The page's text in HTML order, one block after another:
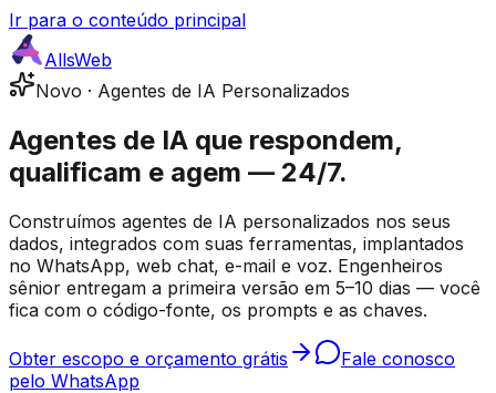
Ir para o conteúdo principal
AllsWeb
Novo · Agentes de IA Personalizados
Agentes de IA que respondem,
qualificam e agem — 24/7.
Construímos agentes de IA personalizados nos seus
dados, integrados com suas ferramentas, implantados
no WhatsApp, web chat, e-mail e voz. Engenheiros
sênior entregam a primeira versão em 5–10 dias — você
fica com o código-fonte, os prompts e as chaves.
Obter escopo e orçamento grátis
Fale conosco
pelo WhatsApp